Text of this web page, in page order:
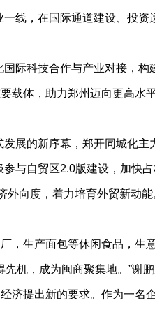
线，在国际通道建设、投
际科技合作与产业对接，构
载体，助力郑州迈向更高水
展的新序幕，郑开同城化主
与自贸区2.0版建设，加快
向度，着力培育外贸新动能
生产面包等休闲食品，生
机，成为闽商聚集地。”谢
济提出新的要求。作为一名